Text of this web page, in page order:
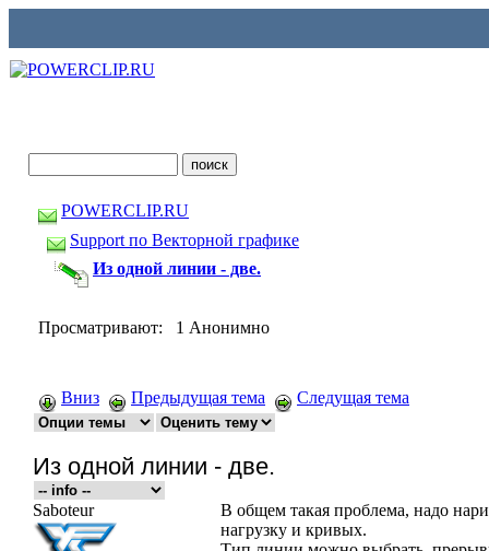
POWERCLIP.RU
Support по Векторной графике
Из одной линии - две.
Просматривают: 1 Анонимно
Вниз Предыдущая тема Следущая тема
Из одной линии - две.
Saboteur
В общем такая проблема, надо
нагрузку и кривых.